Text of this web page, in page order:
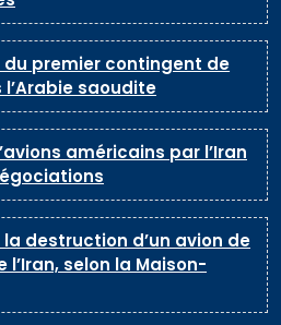
du premier contingent de
saoudite
américains par l’Iran
destruction d’un avion de
selon la Maison-